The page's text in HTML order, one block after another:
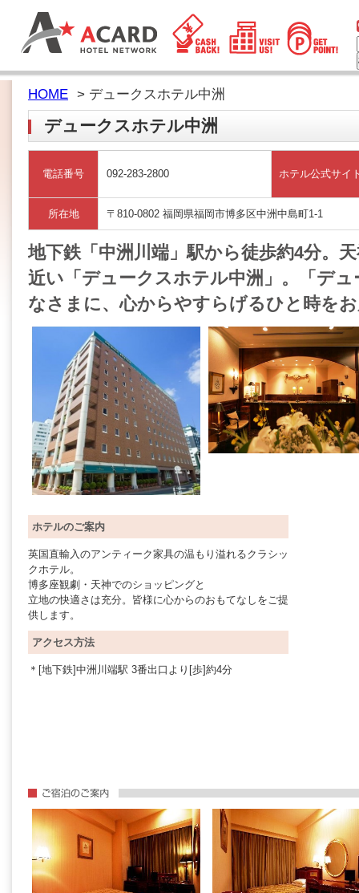
HOME > デュークスホテル中洲
デュークスホテル中洲
電話番号 092-283-2800 ホテル公式サイ
所在地 〒810-0802 福岡県福岡市博多区中洲中島町1-1
地下鉄「中洲川端」駅から徒歩約4分。
近い「デュークスホテル中洲」。「デ
なさまに、心からやすらげるひと時を
ホテルのご案内
英国直輸入のアンティーク家具の温もり溢れるクラシッ
クホテル。
博多座観劇・天神でのショッピングと
立地の快適さは充分。皆様に心からのおもてなしをご提
供します。
アクセス方法
＊[地下鉄]中洲川端駅 3番出口より[歩]約4分